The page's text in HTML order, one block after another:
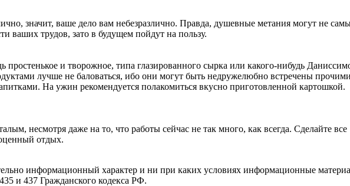
значит, ваше дело вам небезразлично. Правда, душевные метания могут не
ваших трудов, зато в будущем пойдут на пользу.
простенькое и творожное, типа глазированного сырка или какого-нибудь
лучше не баловаться, ибо они могут быть недружелюбно встречены прочими
На ужин рекомендуется полакомиться вкусно приготовленной картошкой.
несмотря даже на то, что работы сейчас не так много, как всегда. Сделайте все
отдых.
информационный характер и ни при каких условиях информационные
и 437 Гражданского кодекса РФ.